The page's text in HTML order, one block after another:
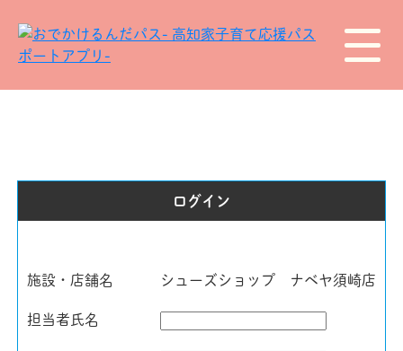
ログイン
施設・店舗名 シューズショップ ナベヤ須崎店
担当者氏名